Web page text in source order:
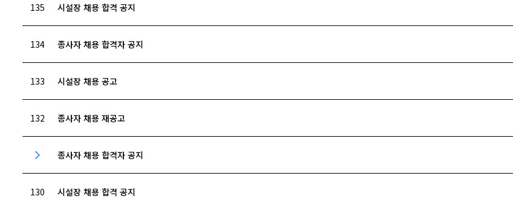
135 시설장 채용 합격 공지
134 종사자 채용 합격자 공지
133 시설장 채용 공고
132 종사자 채용 재공고
종사자 채용 합격자 공지
130 시설장 채용 합격 공지